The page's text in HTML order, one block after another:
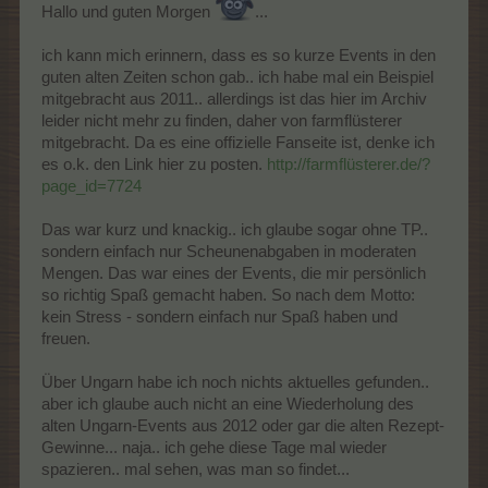
Hallo und guten Morgen ...
ich kann mich erinnern, dass es so kurze Events in den
guten alten Zeiten schon gab.. ich habe mal ein Beispiel
mitgebracht aus 2011.. allerdings ist das hier im Archiv
leider nicht mehr zu finden, daher von farmflüsterer
mitgebracht. Da es eine offizielle Fanseite ist, denke ich
es o.k. den Link hier zu posten. http://farmflüsterer.de/?
page_id=7724
Das war kurz und knackig.. ich glaube sogar ohne TP..
sondern einfach nur Scheunenabgaben in moderaten
Mengen. Das war eines der Events, die mir persönlich
so richtig Spaß gemacht haben. So nach dem Motto:
kein Stress - sondern einfach nur Spaß haben und
freuen.
Über Ungarn habe ich noch nichts aktuelles gefunden..
aber ich glaube auch nicht an eine Wiederholung des
alten Ungarn-Events aus 2012 oder gar die alten Rezept-
Gewinne... naja.. ich gehe diese Tage mal wieder
spazieren.. mal sehen, was man so findet...